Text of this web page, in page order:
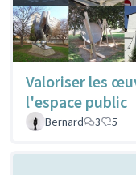
Valoriser les
l'espace public
Bernard
3 5